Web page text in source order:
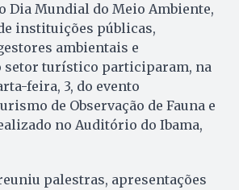
Dia Mundial do Meio Ambiente,
instituições públicas,
ambientais e
setor turístico participaram, na
feira, 3, do evento
de Observação de Fauna e
no Auditório do Ibama,
palestras, apresentações